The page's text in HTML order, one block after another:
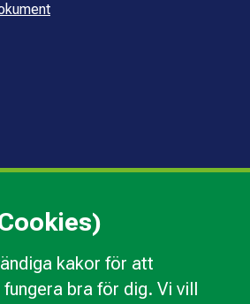
kakor för att
bra för dig. Vi vill
skuldrådgivning